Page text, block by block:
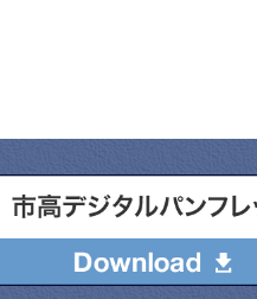
理科校舎落成。（1,742㎡）